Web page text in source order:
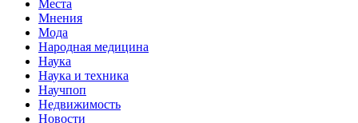
Места
Мнения
Мода
Народная медицина
Наука
Наука и техника
Научпоп
Недвижимость
Новости